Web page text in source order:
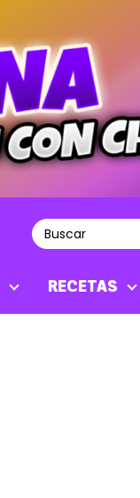
RECETAS